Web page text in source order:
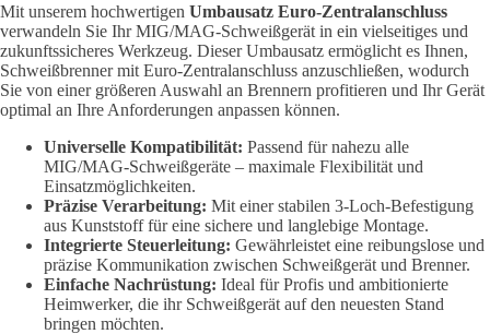
Mit unserem hochwertigen Umbausatz Euro-Zentralanschluss
verwandeln Sie Ihr MIG/MAG-Schweißgerät in ein vielseitiges und
zukunftssicheres Werkzeug. Dieser Umbausatz ermöglicht es Ihnen,
Schweißbrenner mit Euro-Zentralanschluss anzuschließen, wodurch
Sie von einer größeren Auswahl an Brennern profitieren und Ihr Gerät
optimal an Ihre Anforderungen anpassen können.
Universelle Kompatibilität: Passend für nahezu alle
MIG/MAG-Schweißgeräte – maximale Flexibilität und
Einsatzmöglichkeiten.
Präzise Verarbeitung: Mit einer stabilen 3-Loch-Befestigung
aus Kunststoff für eine sichere und langlebige Montage.
Integrierte Steuerleitung: Gewährleistet eine reibungslose und
präzise Kommunikation zwischen Schweißgerät und Brenner.
Einfache Nachrüstung: Ideal für Profis und ambitionierte
Heimwerker, die ihr Schweißgerät auf den neuesten Stand
bringen möchten.